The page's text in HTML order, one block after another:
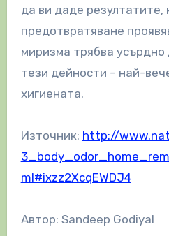
да ви даде резултатите,
предотвратяване
миризма трябва
тези дейности – най-
хигиената.
Източник: http://
ml#ixzz2XcqEWDJ4
Автор: Sandeep Godiyal